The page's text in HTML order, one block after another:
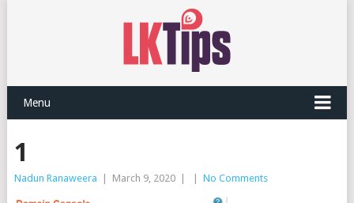
Menu
1
Nadun Ranaweera March 9, 2020 No Comments